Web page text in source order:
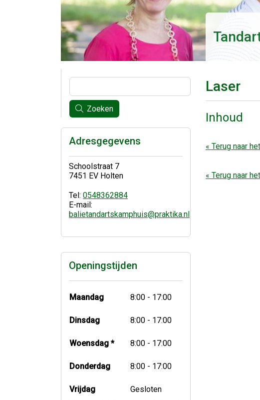
Laser
Inhoud
« Terug naar
« Terug naar
Zoeken
Adresgegevens
Schoolstraat 7
7451 EV Holten
Tel: 0548362884
E-mail:
balietandartskamphuis@praktika.nl
Openingstijden
Maandag 8:00 - 17:00
Dinsdag 8:00 - 17:00
Woensdag * 8:00 - 17:00
Donderdag 8:00 - 17:00
Vrijdag
Gesloten